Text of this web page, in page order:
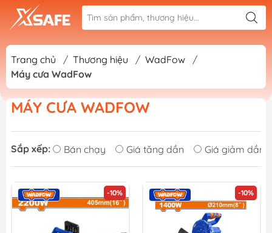
Trang chủ / Thương hiệu / WadFow
/
Máy cưa WadFow
MÁY CƯA WADFOW
Sắp xếp: Bán chạy Giá tăng dần Giá giảm dần
-10% -10%